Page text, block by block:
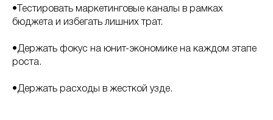
•Тестировать маркетинговые каналы в рамках
бюджета и избегать лишних трат.
•Держать фокус на юнит-экономике на каждом этапе
роста.
•Держать расходы в жесткой узде.